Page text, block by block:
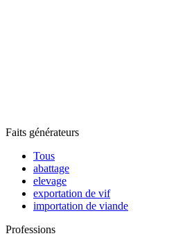
Faits générateurs
Tous
abattage
elevage
exportation de vif
importation de viande
Professions